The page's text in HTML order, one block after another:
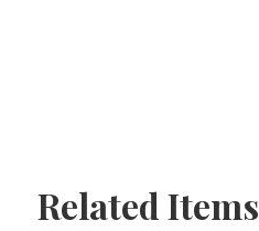
Related Items